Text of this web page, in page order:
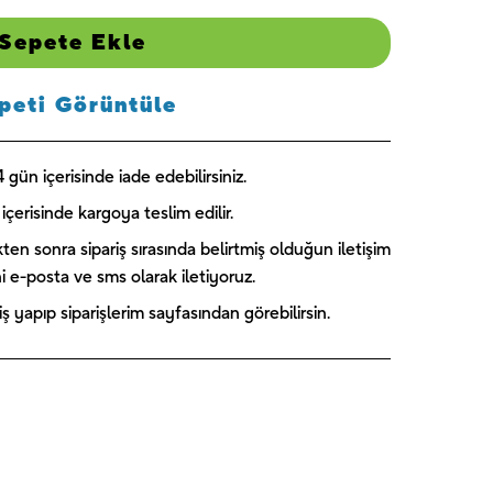
Ekle
Görüntüle
gün içerisinde iade edebilirsiniz.
kargoya teslim edilir.
sonra sipariş sırasında belirtmiş olduğun iletişim
e-posta ve sms olarak iletiyoruz.
yapıp siparişlerim sayfasından görebilirsin.